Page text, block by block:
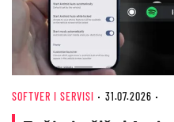
SOFTVER I SERVISI 31.07.2026